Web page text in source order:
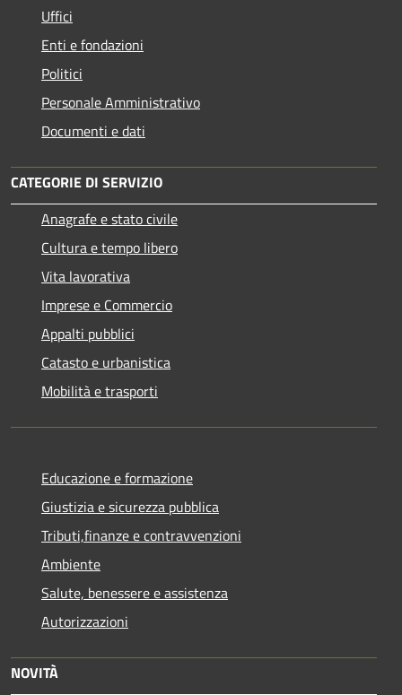
Uffici
Enti e fondazioni
Politici
Personale Amministrativo
Documenti e dati
CATEGORIE DI SERVIZIO
Anagrafe e stato civile
Cultura e tempo libero
Vita lavorativa
Imprese e Commercio
Appalti pubblici
Catasto e urbanistica
Mobilità e trasporti
Educazione e formazione
Giustizia e sicurezza pubblica
Tributi,finanze e contravvenzioni
Ambiente
Salute, benessere e assistenza
Autorizzazioni
NOVITÀ